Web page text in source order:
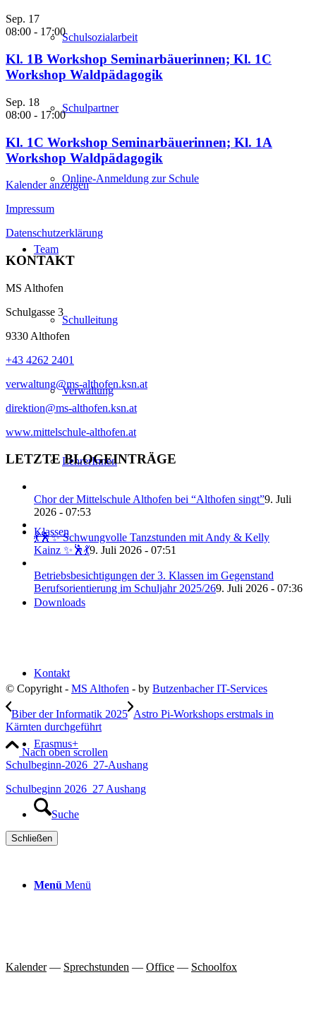
Schulsozialarbeit
Schulpartner
Online-Anmeldung zur Schule
Team
Schulleitung
Verwaltung
LehrerInnen
Klassen
Downloads
Kontakt
Erasmus+
Suche
Menü Menü
Kalender— Sprechstunden — Office — Schoolfox
Sep. 17
08:00 - 17:00
Kl. 1B Workshop Seminarbäuerinnen; Kl. 1C
Workshop Waldpädagogik
Sep. 18
08:00 - 17:00
Kl. 1C Workshop Seminarbäuerinnen; Kl. 1A
Workshop Waldpädagogik
Kalender anzeigen
Impressum
Datenschutzerklärung
KONTAKT
MS Althofen
Schulgasse 3
9330 Althofen
+43 4262 2401
verwaltung@ms-althofen.ksn.at
direktion@ms-althofen.ksn.at
www.mittelschule-althofen.at
LETZTE BLOGEINTRÄGE
Chor der Mittelschule Althofen bei “Althofen singt”9. Juli
2026 - 07:53
💃🕺✨ Schwungvolle Tanzstunden mit Andy & Kelly
Kainz ✨🕺💃9. Juli 2026 - 07:51
Betriebsbesichtigungen der 3. Klassen im Gegenstand
Berufsorientierung im Schuljahr 2025/269. Juli 2026 - 07:36
© Copyright - MS Althofen - by Butzenbacher IT-Services
Biber der Informatik 2025 Astro Pi-Workshops erstmals in
Kärnten durchgeführt
Nach oben scrollen
Schulbeginn-2026_27-Aushang
Schulbeginn 2026_27 Aushang
Schließen